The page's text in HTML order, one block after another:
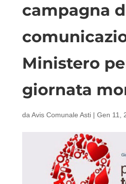
campagna
Ministero
giornata
da Avis Comunale Asti| Gen 11,